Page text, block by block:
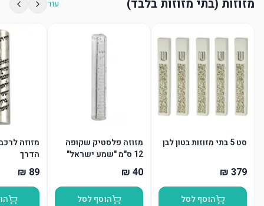
מזוזות (בתי מזוזות בלבד) עוד
סט 5 בתי מזוזות בטון לבן
הוסף לסל
מזוזה פלסטיק שקופה
12 ס"מ "שמע ישראל"
"ש" כסף
הוסף לסל
מזוזה
הדרך